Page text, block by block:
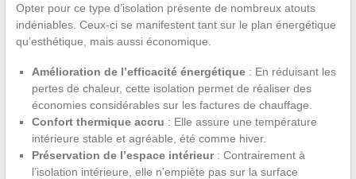
Opter pour ce type d’isolation présente de nombreux atouts
indéniables. Ceux-ci se manifestent tant sur le plan énergétique
qu’esthétique, mais aussi économique.
Amélioration de l’efficacité énergétique: En réduisant les
pertes de chaleur, cette isolation permet de réaliser des
économies considérables sur les factures de chauffage.
Confort thermique accru : Elle assure une température
intérieure stable et agréable, été comme hiver.
Préservation de l’espace intérieur: Contrairement à
l’isolation intérieure, elle n’empiète pas sur la surface